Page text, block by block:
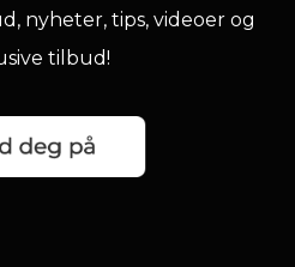
nyheter, tips, videoer og
tilbud!